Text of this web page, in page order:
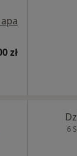
zł
6